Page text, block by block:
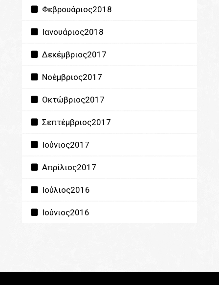
Φεβρουάριος2018
Ιανουάριος2018
Δεκέμβριος2017
Νοέμβριος2017
Οκτώβριος2017
Σεπτέμβριος2017
Ιούνιος2017
Απρίλιος2017
Ιούλιος2016
Ιούνιος2016